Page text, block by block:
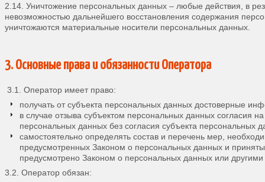
2.14. Уничтожение персональных данных – любые действия, в
невозможностью дальнейшего восстановления содержания
уничтожаются материальные носители персональных данных.
3. Основные права и обязанности Оператора
3.1. Оператор имеет право:
получать от субъекта персональных данных достоверные
в случае отзыва субъектом персональных данных согласия
персональных данных без согласия субъекта
самостоятельно определять состав и перечень мер,
предусмотренных Законом о персональных данных и
предусмотрено Законом о персональных данных или
3.2. Оператор обязан: